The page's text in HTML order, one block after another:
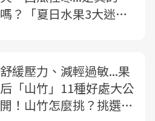
嗎？「夏日水果3大迷
舒緩壓力、減輕過敏...果
后「山竹」11種好處大公
開！山竹怎麼挑？挑選技